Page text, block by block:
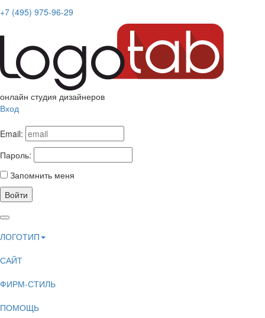
+7 (495) 975-96-29
онлайн студия дизайнеров
Вход
Email:
Пароль:
Запомнить меня
Войти
ЛОГОТИП
САЙТ
ФИРМ-СТИЛЬ
ПОМОЩЬ